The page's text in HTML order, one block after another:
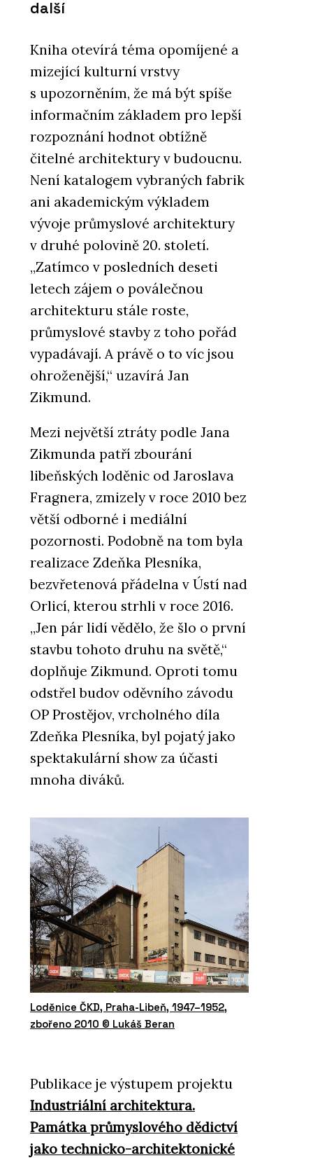
další
Kniha otevírá téma opomíjené a
mizející kulturní vrstvy
s upozorněním, že má být spíše
informačním základem pro lepší
rozpoznání hodnot obtížně
čitelné architektury v budoucnu.
Není katalogem vybraných fabrik
ani akademickým výkladem
vývoje průmyslové architektury
v druhé polovině 20. století.
„Zatímco v posledních deseti
letech zájem o poválečnou
architekturu stále roste,
průmyslové stavby z toho pořád
vypadávají. A právě o to víc jsou
ohroženější,“ uzavírá Jan
Zikmund.
Mezi největší ztráty podle Jana
Zikmunda patří zbourání
libeňských loděnic od Jaroslava
Fragnera, zmizely v roce 2010 bez
větší odborné i mediální
pozornosti. Podobně na tom byla
realizace Zdeňka Plesníka,
bezvřetenová přádelna v Ústí nad
Orlicí, kterou strhli v roce 2016.
„Jen pár lidí vědělo, že šlo o první
stavbu tohoto druhu na světě,“
doplňuje Zikmund. Oproti tomu
odstřel budov oděvního závodu
OP Prostějov, vrcholného díla
Zdeňka Plesníka, byl pojatý jako
spektakulární show za účasti
mnoha diváků.
Loděnice ČKD, Praha-Libeň, 1947–1952,
zbořeno 2010 © Lukáš Beran
Publikace je výstupem projektu
Industriální architektura.
Památka průmyslového dědictví
jako technicko-architektonické